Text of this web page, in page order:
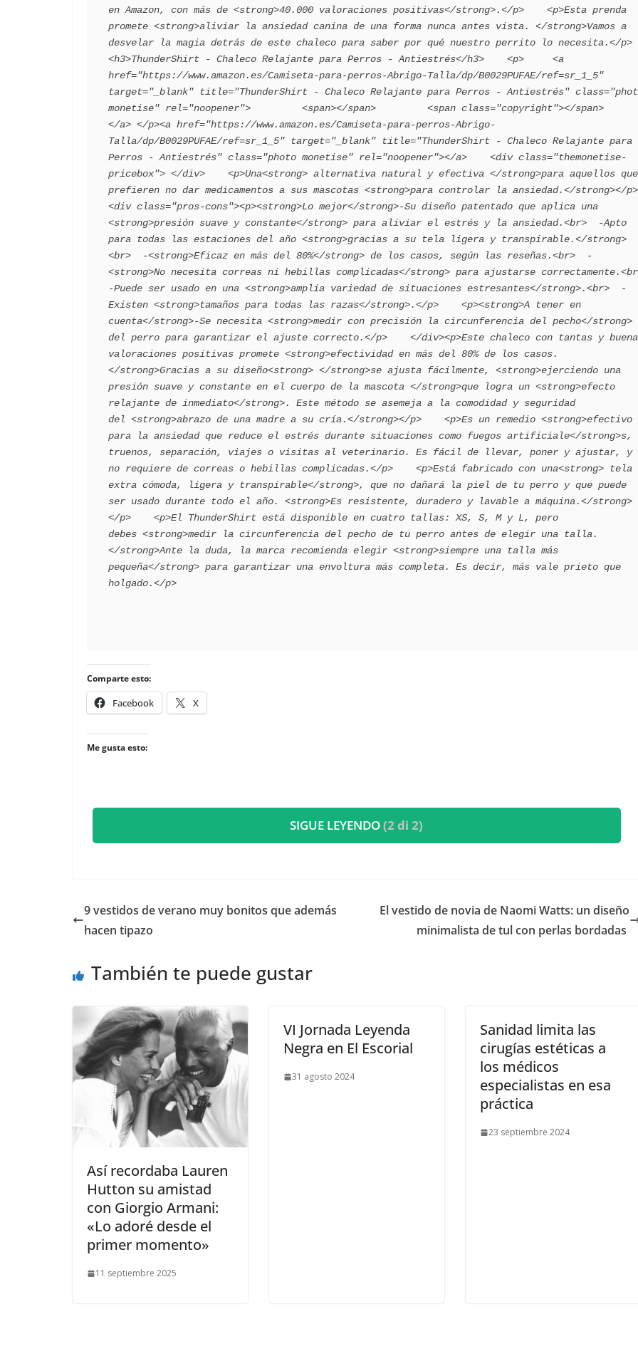
en Amazon, con más de <strong>40.000 valoraciones positivas</strong>.</p>    <p>Esta prenda
promete <strong>aliviar la ansiedad canina de una forma nunca antes vista. </strong>Vamos a
desvelar la magia detrás de este chaleco para saber por qué nuestro perrito lo necesita.</p>
<h3>ThunderShirt - Chaleco Relajante para Perros - Antiestrés</h3>    <p>     <a
href="https://www.amazon.es/Camiseta-para-perros-Abrigo-Talla/dp/B0029PUFAE/ref=sr_1_5"
target="_blank" title="ThunderShirt - Chaleco Relajante para Perros - Antiestrés"
monetise" rel="noopener">         <span></span>         <span class="copyright"></span>
</a> </p><a href="https://www.amazon.es/Camiseta-para-perros-Abrigo-
Talla/dp/B0029PUFAE/ref=sr_1_5" target="_blank" title="ThunderShirt - Chaleco Relajante para
Perros - Antiestrés" class="photo monetise" rel="noopener"></a>    <div class="themonetise-
pricebox"> </div>    <p>Una<strong> alternativa natural y efectiva </strong>para aquellos que
prefieren no dar medicamentos a sus mascotas <strong>para controlar la ansiedad.</strong></p>
<div class="pros-cons"><p><strong>Lo mejor</strong>-Su diseño patentado que aplica una
<strong>presión suave y constante</strong> para aliviar el estrés y la ansiedad.<br>  -Apto
para todas las estaciones del año <strong>gracias a su tela ligera y transpirable.</strong>
<br>  -<strong>Eficaz en más del 80%</strong> de los casos, según las reseñas.<br>  -
<strong>No necesita correas ni hebillas complicadas</strong> para ajustarse
-Puede ser usado en una <strong>amplia variedad de situaciones estresantes</strong>.<br>  -
Existen <strong>tamaños para todas las razas</strong>.</p>    <p><strong>A tener en
cuenta</strong>-Se necesita <strong>medir con precisión la circunferencia del pecho</strong>
del perro para garantizar el ajuste correcto.</p>    </div><p>Este chaleco con tantas y
valoraciones positivas promete <strong>efectividad en más del 80% de los casos.
</strong>Gracias a su diseño<strong> </strong>se ajusta fácilmente, <strong>ejerciendo una
presión suave y constante en el cuerpo de la mascota </strong>que logra un <strong>efecto
relajante de inmediato</strong>. Este método se asemeja a la comodidad y seguridad
del <strong>abrazo de una madre a su cría.</strong></p>    <p>Es un remedio <strong>efectivo
para la ansiedad que reduce el estrés durante situaciones como fuegos artificiale</strong>s,
truenos, separación, viajes o visitas al veterinario. Es fácil de llevar, poner y ajustar, y
no requiere de correas o hebillas complicadas.</p>    <p>Está fabricado con una<strong> tela
extra cómoda, ligera y transpirable</strong>, que no dañará la piel de tu perro y que puede
ser usado durante todo el año. <strong>Es resistente, duradero y lavable a máquina.</strong>
</p>    <p>El ThunderShirt está disponible en cuatro tallas: XS, S, M y L, pero
debes <strong>medir la circunferencia del pecho de tu perro antes de elegir una talla.
</strong>Ante la duda, la marca recomienda elegir <strong>siempre una talla más
pequeña</strong> para garantizar una envoltura más completa. Es decir, más vale prieto que
Comparte esto:
Facebook X
Me gusta esto:
SIGUE LEYENDO(2 di 2)
​9 vestidos de verano muy bonitos que además
hacen tipazo
​El vestido de novia de Naomi Watts: un diseño
minimalista de tul con perlas bordadas
También te puede gustar
​Así recordaba Lauren
Hutton su amistad
con Giorgio Armani:
«Lo adoré desde el
primer momento»
11 septiembre 2025
VI Jornada Leyenda
Negra en El Escorial
31 agosto 2024
Sanidad limita las
cirugías estéticas a
los médicos
especialistas en esa
práctica
23 septiembre 2024